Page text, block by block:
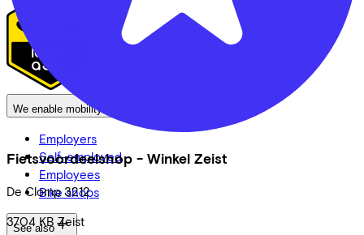
Fietsvoordeelshop - Winkel Zeist
De Clomp 3212
3704 KB Zeist
We enable mobility
Employers
Self-employed
Employees
Bike shops
See also